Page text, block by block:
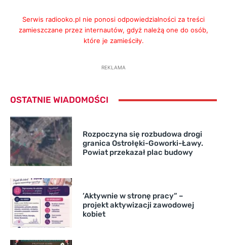
Serwis radiooko.pl nie ponosi odpowiedzialności za treści
zamieszczane przez internautów, gdyż należą one do osób,
które je zamieściły.
REKLAMA
OSTATNIE WIADOMOŚCI
Rozpoczyna się rozbudowa drogi
granica Ostrołęki-Goworki-Ławy.
Powiat przekazał plac budowy
’Aktywnie w stronę pracy” –
projekt aktywizacji zawodowej
kobiet